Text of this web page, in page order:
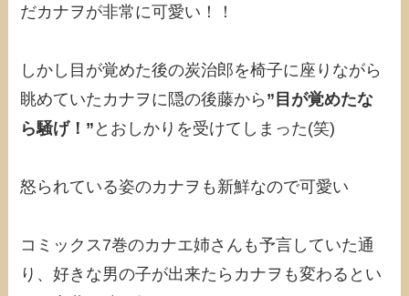
だカナヲが非常に可愛い！！
しかし目が覚めた後の炭治郎を椅子に座りながら
眺めていたカナヲに隠の後藤から ”目が覚めたな
ら騒げ！” とおしかりを受けてしまった(笑)
怒られている姿のカナヲも新鮮なので可愛い
コミックス7巻のカナエ姉さんも予言していた通
り、好きな男の子が出来たらカナヲも変わるとい